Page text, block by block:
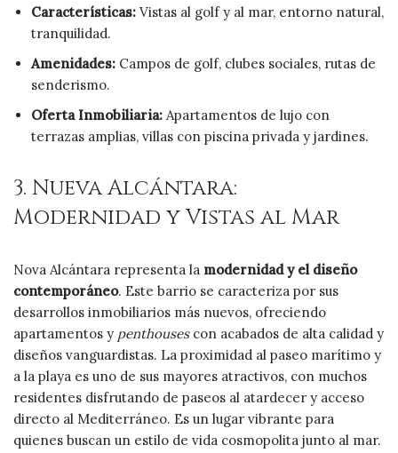
Características: Vistas al golf y al mar, entorno natural,
tranquilidad.
Amenidades: Campos de golf, clubes sociales, rutas de
senderismo.
Oferta Inmobiliaria: Apartamentos de lujo con
terrazas amplias, villas con piscina privada y jardines.
3. Nueva Alcántara:
Modernidad y Vistas al Mar
Nova Alcántara representa la modernidad y el diseño
contemporáneo. Este barrio se caracteriza por sus
desarrollos inmobiliarios más nuevos, ofreciendo
apartamentos y penthousescon acabados de alta calidad y
diseños vanguardistas. La proximidad al paseo marítimo y
a la playa es uno de sus mayores atractivos, con muchos
residentes disfrutando de paseos al atardecer y acceso
directo al Mediterráneo. Es un lugar vibrante para
quienes buscan un estilo de vida cosmopolita junto al mar.